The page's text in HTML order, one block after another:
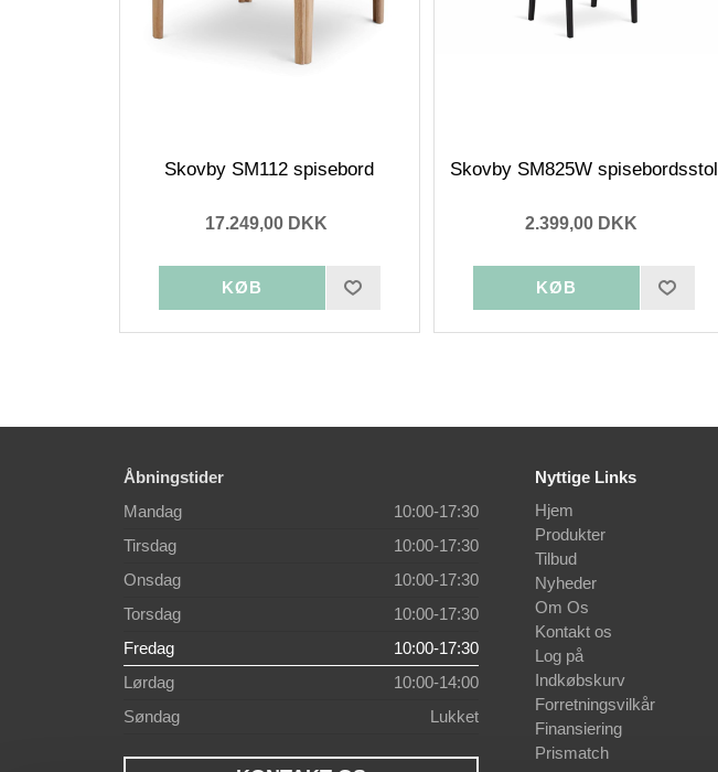
Skovby SM112 spisebord
17.249,00 DKK
Skovby SM825W spisebordsstol
2.399,00 DKK
Åbningstider
Mandag
10:00-17:30
Tirsdag
10:00-17:30
Onsdag
10:00-17:30
Torsdag
10:00-17:30
Fredag
10:00-17:30
Lørdag
10:00-14:00
Søndag
Lukket
Nyttige Links
Hjem
Produkter
Tilbud
Nyheder
Om Os
Kontakt os
Log på
Indkøbskurv
Forretningsvilkår
Finansiering
Prismatch